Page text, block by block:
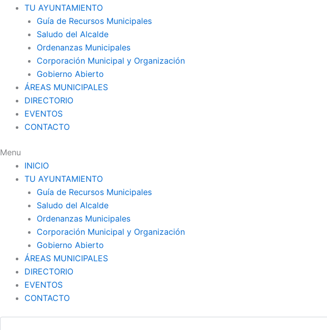
TU AYUNTAMIENTO
Guía de Recursos Municipales
Saludo del Alcalde
Ordenanzas Municipales
Corporación Municipal y Organización
Gobierno Abierto
ÁREAS MUNICIPALES
DIRECTORIO
EVENTOS
CONTACTO
Menu
INICIO
TU AYUNTAMIENTO
Guía de Recursos Municipales
Saludo del Alcalde
Ordenanzas Municipales
Corporación Municipal y Organización
Gobierno Abierto
ÁREAS MUNICIPALES
DIRECTORIO
EVENTOS
CONTACTO